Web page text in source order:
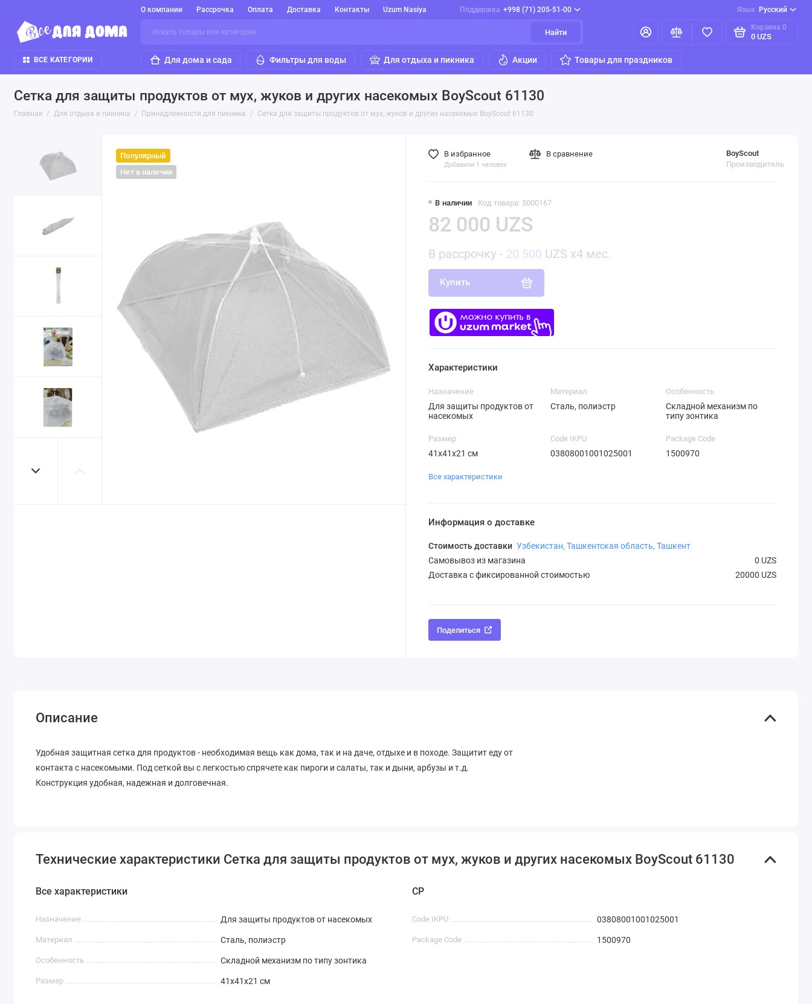
О компании Рассрочка Оплата Доставка Контакты Uzum Nasiya Поддержка +998 (71) 205-51-00 Язык Русский
Найти
Корзина 0
0 UZS
ВСЕ КАТЕГОРИИ Для дома и сада Фильтры для воды Для отдыха и пикника Акции Товары для праздников
Сетка для защиты продуктов от мух, жуков и других насекомых BoyScout 61130
Главная Для отдыха и пикника Принадлежности для пикника Сетка для защиты продуктов от мух, жуков и других насекомых BoyScout 61130
Популярный
Нет в наличии
В наличии Код товара: 5000167
BoyScout
Производитель
82 000 UZS
В рассрочку - 20 500 UZS x4 мес.
Купить
В избранное
Добавили 1 человек
В сравнение
Характеристики
Назначение
Для защиты продуктов от
насекомых
Материал
Cталь, полиэстр
Особенность
Складной механизм по
типу зонтика
Размер
41x41х21 см
Code IKPU
03808001001025001
Package Code
1500970
Все характеристики
Информация о доставке
Стоимость доставки Узбекистан, Ташкентская область, Ташкент
Самовывоз из магазина
0 UZS
Доставка с фиксированной стоимостью
20000 UZS
Поделиться
Описание
Удобная защитная сетка для продуктов - необходимая вещь как дома, так и на даче, отдыхе и в походе. Защитит еду от
контакта с насекомыми. Под сеткой вы с легкостью спрячете как пироги и салаты, так и дыни, арбузы и т.д.
Конструкция удобная, надежная и долговечная.
Технические характеристики Сетка для защиты продуктов от мух, жуков и других насекомых BoyScout 61130
Все характеристики
Назначение Для защиты продуктов от насекомых
Материал Cталь, полиэстр
Особенность Складной механизм по типу зонтика
Размер 41x41х21 см
CP
Code IKPU 03808001001025001
Package Code 1500970